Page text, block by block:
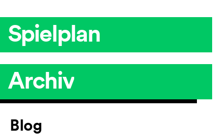
Spielplan
Archiv
Artikel
Blog